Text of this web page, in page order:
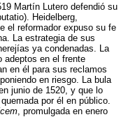
Martín Lutero defendió su
Heidelberg,
el reformador expuso su fe
La estrategia de sus
ya condenadas. La
adeptos en el frente
en él para sus reclamos
en riesgo. La bula
junio de 1520, y que lo
por él en público.
, promulgada en enero